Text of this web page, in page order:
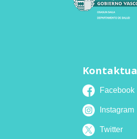
Kontaktua
Facebook
Instagram
Twitter